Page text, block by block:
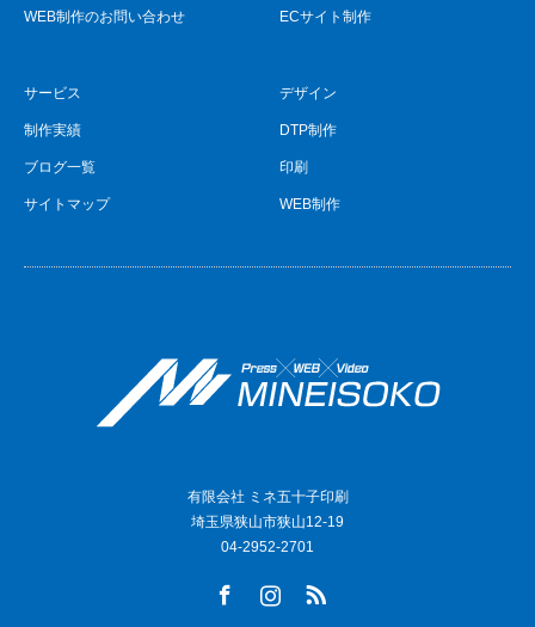
WEB制作のお問い合わせ ECサイト制作
サービス
制作実績
ブログ一覧
サイトマップ
デザイン
DTP制作
印刷
WEB制作
有限会社 ミネ五十子印刷
埼玉県狭山市狭山12-19
04-2952-2701